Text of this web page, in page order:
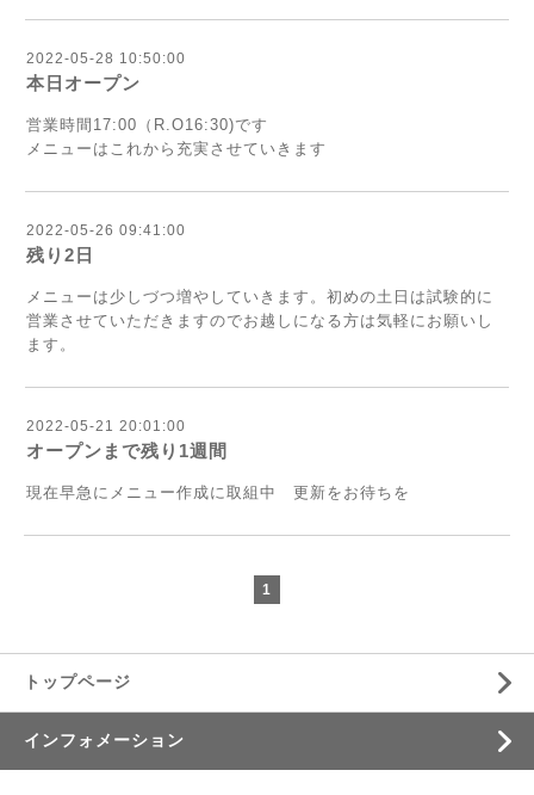
2022-05-28 10:50:00
本日オープン
営業時間17:00（R.O16:30)です
メニューはこれから充実させていきます
2022-05-26 09:41:00
残り2日
メニューは少しづつ増やしていきます。初めの土日は試験的に
営業させていただきますのでお越しになる方は気軽にお願いし
ます。
2022-05-21 20:01:00
オープンまで残り1週間
現在早急にメニュー作成に取組中 更新をお待ちを
1
トップページ
インフォメーション